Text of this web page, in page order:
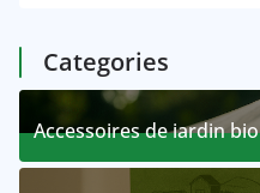
Categories
Accessoires de jardin bio
7